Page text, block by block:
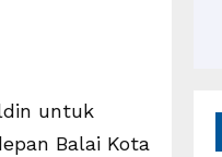
untuk
Balai Kota